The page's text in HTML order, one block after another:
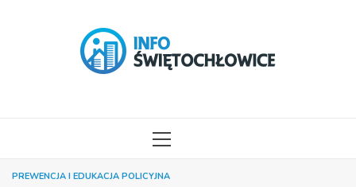
MENU
PREWENCJA I EDUKACJA POLICYJNA